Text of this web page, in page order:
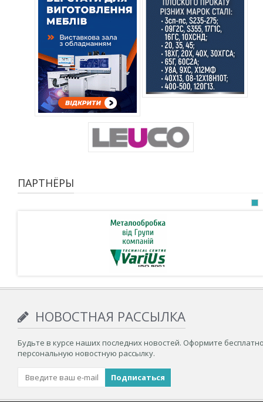
ПАРТНЁРЫ
НОВОСТНАЯ РАССЫЛКА
Будьте в курсе наших последних новостей. Оформите
персональную новостную рассылку.